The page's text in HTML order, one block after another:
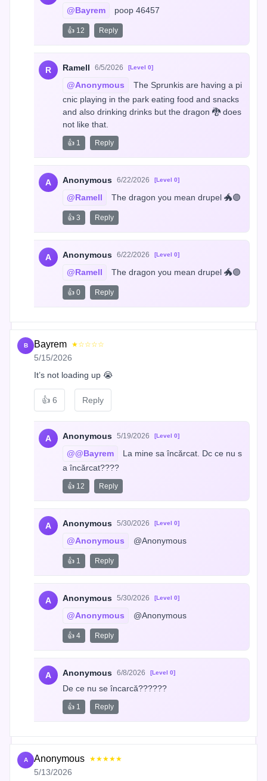
@Bayrem poop 46457
👍 12 Reply
R Ramell 6/5/2026 [Level 0]
@Anonymous
The Sprunkis are having a pi
cnic playing in the park eating food and snacks
and also drinking drinks but the dragon 🐉 does
not like that.
👍 1 Reply
A Anonymous 6/22/2026 [Level 0]
@Ramell The dragon you mean drupel 🐲🟣
👍 3 Reply
A Anonymous 6/22/2026 [Level 0]
@Ramell The dragon you mean drupel 🐲🟣
👍 0 Reply
B Bayrem ★☆☆☆☆
5/15/2026
It’s not loading up 😭
👍 6 Reply
A Anonymous 5/19/2026 [Level 0]
@@Bayrem
La mine sa încărcat. Dc ce nu s
a încărcat????
👍 12 Reply
A Anonymous 5/30/2026 [Level 0]
@Anonymous @Anonymous
👍 1 Reply
A Anonymous 5/30/2026 [Level 0]
@Anonymous @Anonymous
👍 4 Reply
A Anonymous 6/8/2026 [Level 0]
De ce nu se încarcă??????
👍 1 Reply
A Anonymous ★★★★★
5/13/2026